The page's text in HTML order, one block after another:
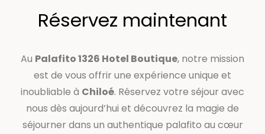
Réservez maintenant
Au Palafito 1326 Hotel Boutique, notre mission
est de vous offrir une expérience unique et
inoubliable à Chiloé. Réservez votre séjour avec
nous dès aujourd’hui et découvrez la magie de
séjourner dans un authentique palafito au cœur